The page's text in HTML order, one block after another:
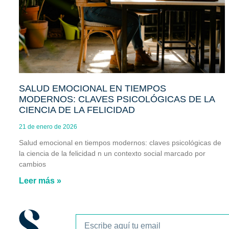
SALUD EMOCIONAL EN TIEMPOS
MODERNOS: CLAVES PSICOLÓGICAS DE LA
CIENCIA DE LA FELICIDAD
21 de enero de 2026
Salud emocional en tiempos modernos: claves psicológicas de
la ciencia de la felicidad n un contexto social marcado por
cambios
Leer más »